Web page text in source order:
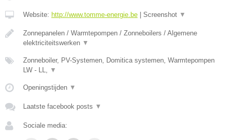
Website: http://www.tomme-energie.be | Screenshot ▼
Zonnepanelen / Warmtepompen / Zonneboilers / Algemene
elektriciteitswerken ▼
Zonneboiler, PV-Systemen, Domitica systemen, Warmtepompen
LW - LL,
▼
Openingstijden ▼
Laatste facebook posts ▼
Sociale media: